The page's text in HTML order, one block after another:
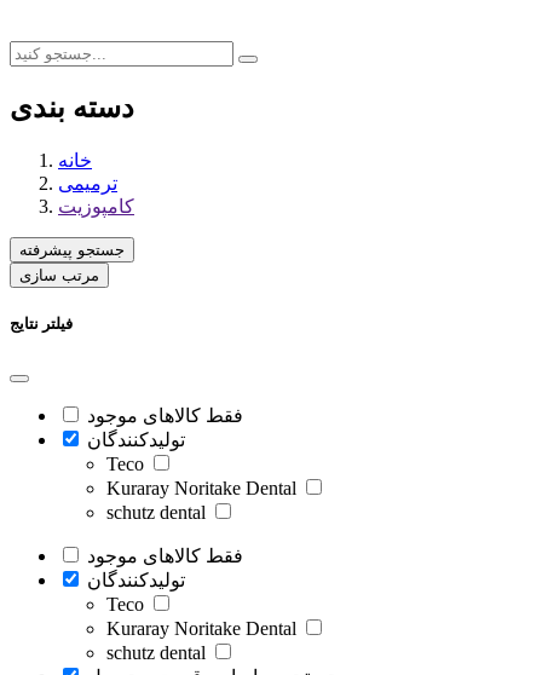
دسته بندی
خانه
ترمیمی
کامپوزیت
جستجو پیشرفته
مرتب سازی
فیلتر نتایج
فقط کالاهای موجود
تولیدکنندگان
Teco
Kuraray Noritake Dental
schutz dental
فقط کالاهای موجود
تولیدکنندگان
Teco
Kuraray Noritake Dental
schutz dental